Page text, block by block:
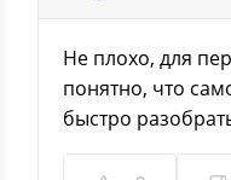
Не плохо, для
понятно, что
быстро